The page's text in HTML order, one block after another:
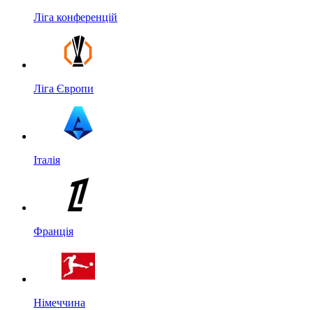
Ліга конференцій
Ліга Європи
Італія
Франція
Німеччина